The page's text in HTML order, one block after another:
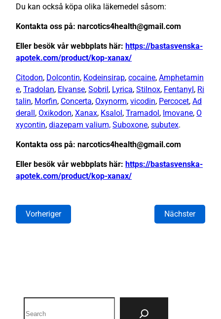
Du kan också köpa olika läkemedel såsom:
Kontakta oss på: narcotics4health@gmail.com
Eller besök vår webbplats här: https://bastasvenska-
apotek.com/product/kop-xanax/
Citodon, Dolcontin, Kodeinsirap, cocaine, Amphetamin
e, Tradolan, Elvanse, Sobril , Lyrica, Stilnox, Fentanyl , Ri
talin, Morfin, Concerta, Oxynorm, vicodin, Percocet, Ad
derall , Oxikodon, Xanax, Ksalol , Tramadol , Imovane, O
xycontin, diazepam valium, Suboxone, subutex.
Kontakta oss på: narcotics4health@gmail.com
Eller besök vår webbplats här: https://bastasvenska-
apotek.com/product/kop-xanax/
Vorheriger Nächster